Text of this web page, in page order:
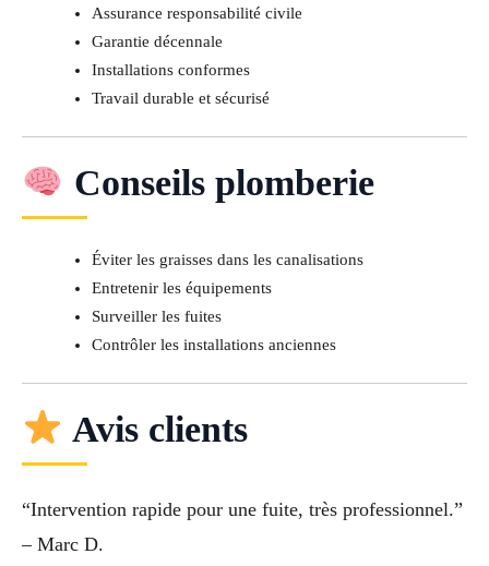
Assurance responsabilité civile
Garantie décennale
Installations conformes
Travail durable et sécurisé
Conseils plomberie
Éviter les graisses dans les canalisations
Entretenir les équipements
Surveiller les fuites
Contrôler les installations anciennes
Avis clients
“Intervention rapide pour une fuite, très professionnel.”
– Marc D.